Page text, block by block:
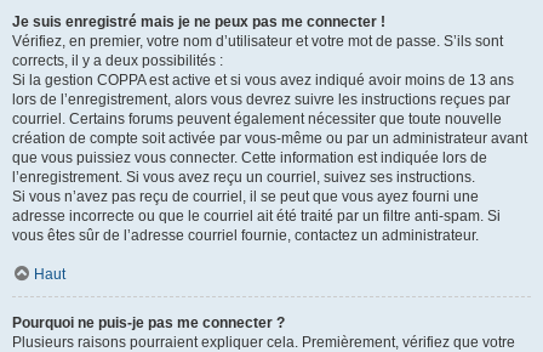
Je suis enregistré mais je ne peux pas me connecter !
Vérifiez, en premier, votre nom d’utilisateur et votre mot de passe. S’ils sont
corrects, il y a deux possibilités :
Si la gestion COPPA est active et si vous avez indiqué avoir moins de 13 ans
lors de l’enregistrement, alors vous devrez suivre les instructions reçues par
courriel. Certains forums peuvent également nécessiter que toute nouvelle
création de compte soit activée par vous-même ou par un administrateur avant
que vous puissiez vous connecter. Cette information est indiquée lors de
l’enregistrement. Si vous avez reçu un courriel, suivez ses instructions.
Si vous n’avez pas reçu de courriel, il se peut que vous ayez fourni une
adresse incorrecte ou que le courriel ait été traité par un filtre anti-spam. Si
vous êtes sûr de l’adresse courriel fournie, contactez un administrateur.
Haut
Pourquoi ne puis-je pas me connecter ?
Plusieurs raisons pourraient expliquer cela. Premièrement, vérifiez que votre